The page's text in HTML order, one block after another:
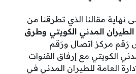
نهاية مقالنا الذي تطرقنا من
المدني الكويتي وطرق
مركز اتصال ورَقم
الكويتي مع إرفاق القنوات
العامة للطيران المدني في